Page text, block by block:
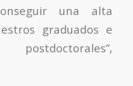
una alta
graduados e